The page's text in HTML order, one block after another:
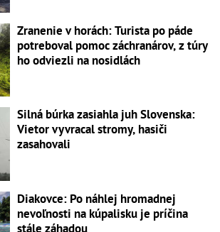
Zranenie v horách: Turista po páde
potreboval pomoc záchranárov, z túry
ho odviezli na nosidlách
Silná búrka zasiahla juh Slovenska:
Vietor vyvracal stromy, hasiči
zasahovali
Diakovce: Po náhlej hromadnej
nevoľnosti na kúpalisku je príčina
stále záhadou